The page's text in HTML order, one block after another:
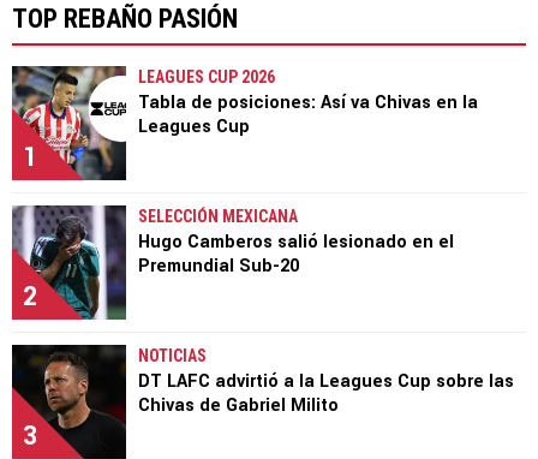
TOP REBAÑO PASIÓN
1
LEAGUES CUP 2026
Tabla de posiciones: Así va Chivas en la
Leagues Cup
2
SELECCIÓN MEXICANA
Hugo Camberos salió lesionado en el
Premundial Sub-20
3
NOTICIAS
DT LAFC advirtió a la Leagues Cup sobre las
Chivas de Gabriel Milito